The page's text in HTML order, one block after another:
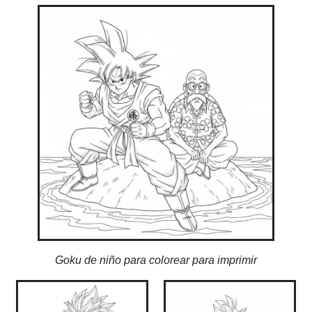
Goku de niño para colorear para imprimir